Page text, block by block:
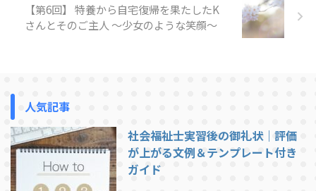
お ...【第6回】 特養から自宅復帰を果たしたK
さんとそのご主人 ～少女のような笑顔～
人気記事
社会福祉士実習後の御礼状｜評価
が上がる文例＆テンプレート付き
ガイド